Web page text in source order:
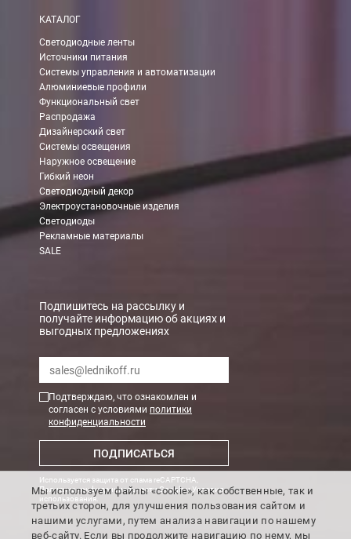
КАТАЛОГ
Светодиодные ленты
Источники питания
Системы управления и автоматизации
Алюминиевые профили
Функциональный свет
Распродажа
Дизайнерский свет
Системы освещения
Наружное освещение
Гибкий неон
Светодиодный декор
Электроустановочные изделия
Светодиоды
Рекламные материалы
SALE
Подпишитесь на рассылку и
получайте информацию об акциях и
выгодных предложениях
Подтверждаю, что ознакомлен и
согласен с условиями политики
конфиденциальности
ПОДПИСАТЬСЯ
Используется защита от спама reCAPTCHA,
Политика конфиденциальности GoogleиУсловия
использования
Мы используем файлы «cookie», как собственные, так и
третьих сторон, для улучшения пользования сайтом и
нашими услугами, путем анализа навигации по нашему
веб-сайту. Если вы продолжите навигацию по нему, мы